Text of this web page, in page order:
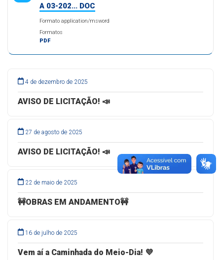
A 03-202... DOC
Formato application/msword
Formatos
PDF
4 de dezembro de 2025
AVISO DE LICITAÇÃO! 📣
27 de agosto de 2025
AVISO DE LICITAÇÃO! 📣
22 de maio de 2025
🚧OBRAS EM ANDAMENTO🚧
16 de julho de 2025
Vem aí a Caminhada do Meio-Dia! 💜